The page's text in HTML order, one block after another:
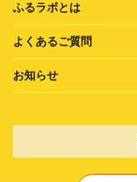
ふるラボとは
よくあるご質問
お知らせ